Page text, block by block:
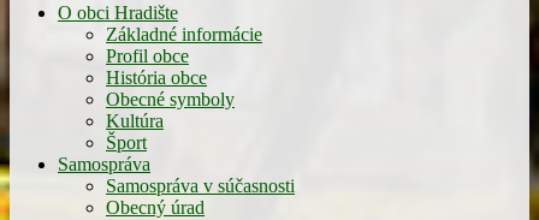
O obci Hradište
Základné informácie
Profil obce
História obce
Obecné symboly
Kultúra
Šport
Samospráva
Samospráva v súčasnosti
Obecný úrad